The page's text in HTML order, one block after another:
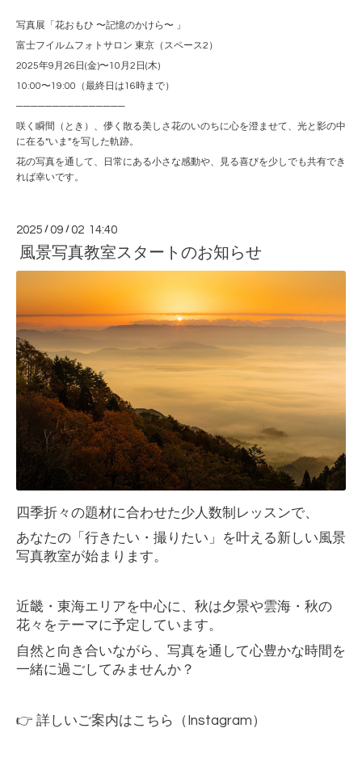
写真展「花おもひ 〜記憶のかけら〜 」
富士フイルムフォトサロン 東京（スペース2）
2025年9月26日(金)〜10月2日(木)
10:00〜19:00（最終日は16時まで）
───────────────
咲く瞬間（とき）、儚く散る美しさ花のいのちに心を澄ませて、光と影の中
に在る“いま”を写した軌跡。
花の写真を通して、日常にある小さな感動や、見る喜びを少しでも共有でき
れば幸いです。
2025 /09 /02 14:40
風景写真教室スタートのお知らせ
四季折々の題材に合わせた少人数制レッスンで、
あなたの「行きたい・撮りたい」を叶える新しい風景
写真教室が始まります。
近畿・東海エリアを中心に、秋は夕景や雲海・秋の
花々をテーマに予定しています。
自然と向き合いながら、写真を通して心豊かな時間を
一緒に過ごしてみませんか？
👉 詳しいご案内はこちら（Instagram）